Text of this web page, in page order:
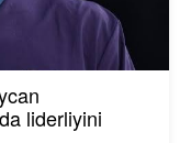
liderliyini